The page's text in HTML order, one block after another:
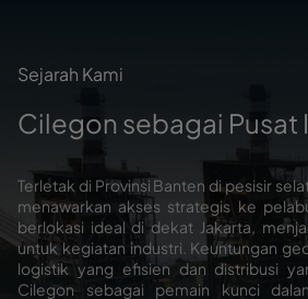
Sejarah Kami
Cilegon sebagai Pusat
Terletak di Provinsi Banten di pesisir
menawarkan akses strategis ke
berlokasi ideal di dekat Jakarta,
untuk kegiatan industri. Keuntungan
logistik yang efisien dan distribusi
Cilegon sebagai pemain kunci